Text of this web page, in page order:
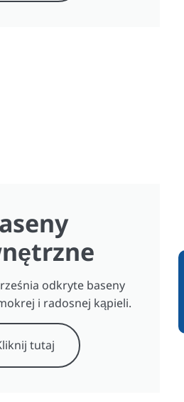
odkryte baseny
i radosnej kąpieli.
tutaj